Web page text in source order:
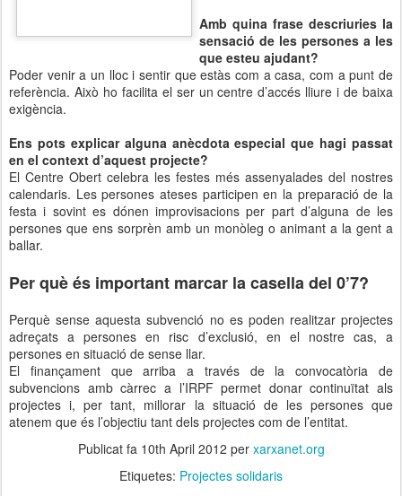
Amb quina frase descriuries la
sensació de les persones a les
que esteu ajudant?
Poder venir a un lloc i sentir que estàs com a casa, com a punt de
referència. Això ho facilita el ser un centre d’accés lliure i de baixa
exigència.
Ens pots explicar alguna anècdota especial que hagi passat
en el context d’aquest projecte?
El Centre Obert celebra les festes més assenyalades del nostres
calendaris. Les persones ateses participen en la preparació de la
festa i sovint es dónen improvisacions per part d’alguna de les
persones que ens sorprèn amb un monòleg o animant a la gent a
ballar.
Per què és important marcar la casella del 0’7?
Perquè sense aquesta subvenció no es poden realitzar projectes
adreçats a persones en risc d’exclusió, en el nostre cas, a
persones en situació de sense llar.
El finançament que arriba a través de la convocatòria de
subvencions amb càrrec a l’IRPF permet donar continuïtat als
projectes i, per tant, millorar la situació de les persones que
atenem que és l’objectiu tant dels projectes com de l’entitat.
Publicat fa 10th April 2012 per xarxanet.org
Etiquetes: Projectes solidaris